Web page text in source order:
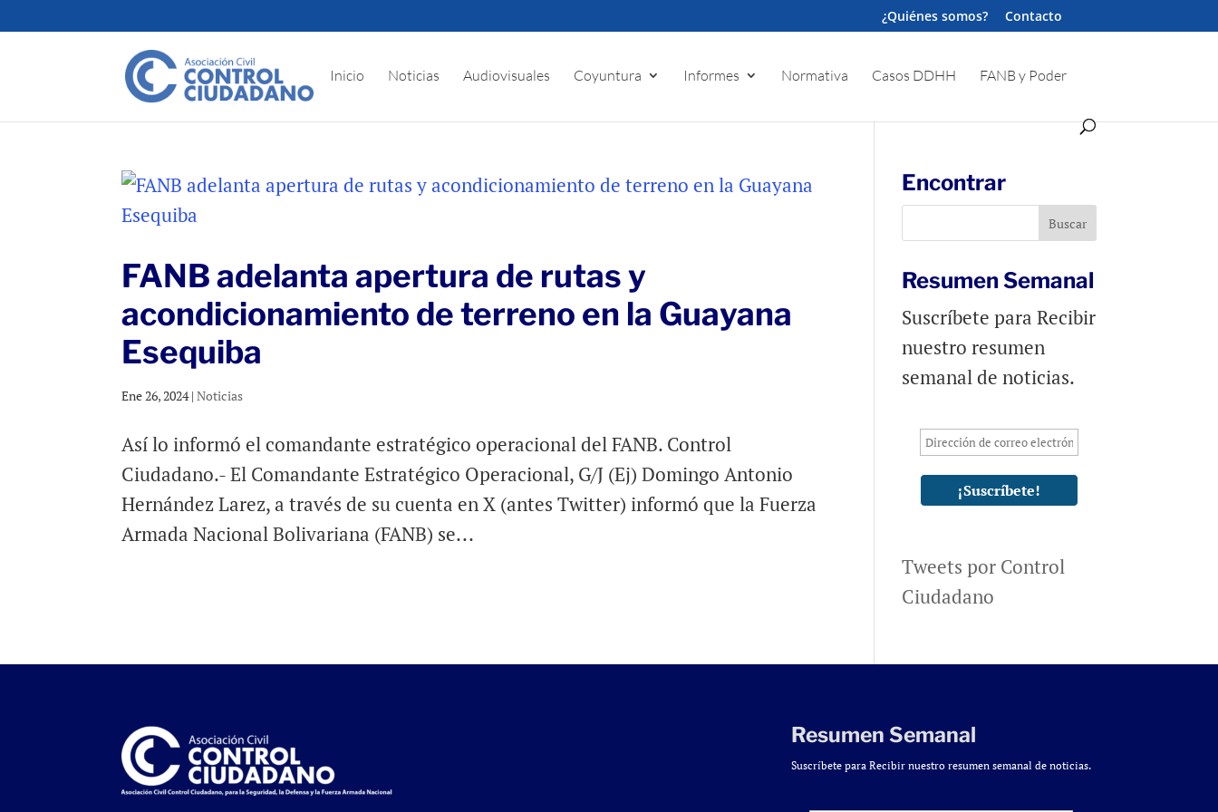
¿Quiénes somos? Contacto
Inicio Noticias Audiovisuales Coyuntura Informes Normativa Casos DDHH FANB y Poder
FANB adelanta apertura de rutas y
acondicionamiento de terreno en la Guayana
Esequiba
Ene 26, 2024|Noticias
Así lo informó el comandante estratégico operacional del FANB. Control
Ciudadano.- El Comandante Estratégico Operacional, G/J (Ej) Domingo Antonio
Hernández Larez, a través de su cuenta en X (antes Twitter) informó que la Fuerza
Armada Nacional Bolivariana (FANB) se...
Encontrar
Resumen Semanal
Suscríbete para Recibir
nuestro resumen
semanal de noticias.
Tweets por Control
Ciudadano
Resumen Semanal
Suscríbete para Recibir nuestro resumen semanal de noticias.